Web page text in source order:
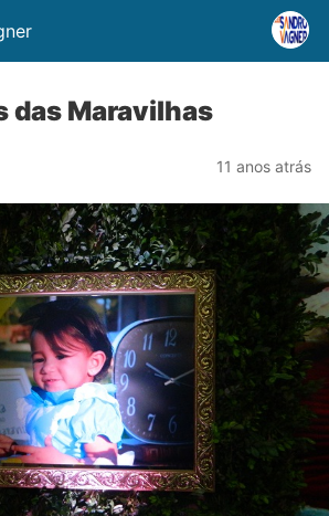
das Maravilhas
11 anos atrás